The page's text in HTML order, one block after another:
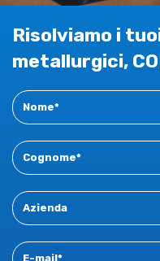
Risolviamo i
metallurgici,
Contact
New